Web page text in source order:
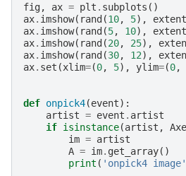
fig, ax = plt . subplots ()
ax. imshow( rand (10, 5), extent
ax. imshow( rand (5, 10), extent
ax. imshow( rand (20, 25),
ax. imshow( rand (30, 12),
ax. set (xlim=(0, 5), ylim=(0,
def onpick4(event):
artist = event . artist
if isinstance(artist ,
im = artist
A = im. get_array()
print ( 'onpick4 image'